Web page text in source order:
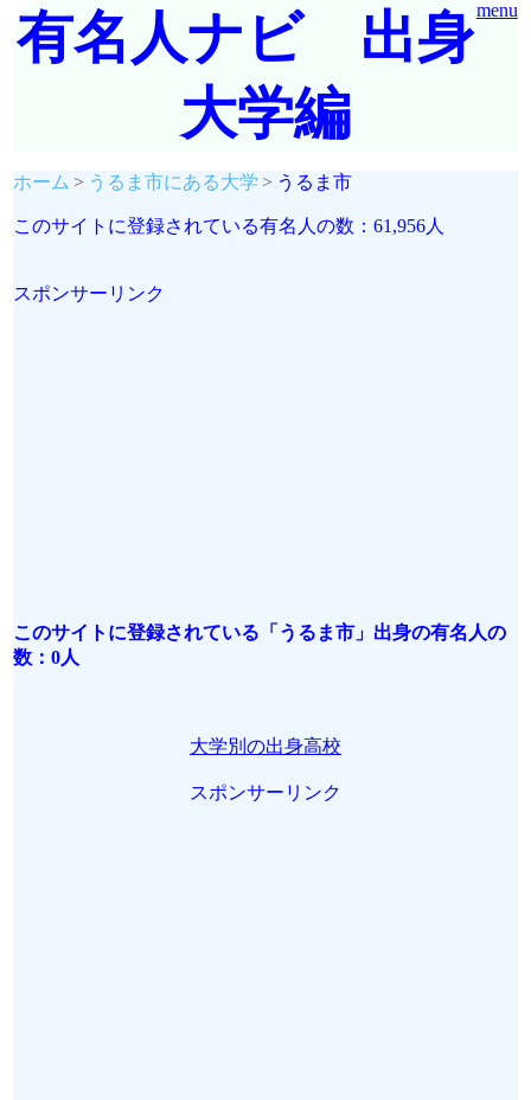
menu
有名人ナビ 出身
大学編
ホーム うるま市にある大学 うるま市
このサイトに登録されている有名人の数：61,956人
スポンサーリンク
このサイトに登録されている「うるま市」出身の有名人の
数：0人
大学別の出身高校
スポンサーリンク